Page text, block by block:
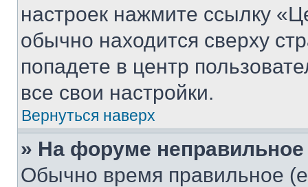
настроек нажмите ссылку
обычно находится сверху
попадете в центр
все свои настройки.
Вернуться наверх
» На форуме
Обычно время правильное